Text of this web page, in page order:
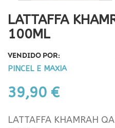
LATTAFFA
100ML
VENDIDO POR:
PINCEL E MAXIA
39,90 €
LATTAFFA KHAMRAH